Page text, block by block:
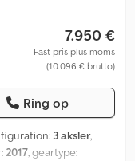
7.950 €
Fast pris plus moms
(10.096 € brutto)
Ring op
3 aksler,
2017, geartype: